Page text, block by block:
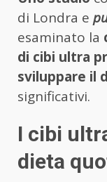
di Londra e
esaminato la
di cibi ultra
sviluppare il
significativi.
I cibi
dieta